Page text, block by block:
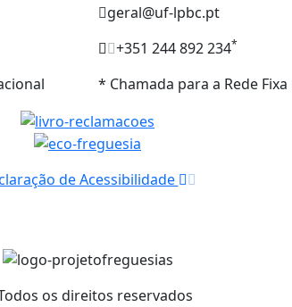
geral@uf-lpbc.pt
+351 244 892 234*
* Chamada para a Rede
de Acessibilidade
os direitos reservados